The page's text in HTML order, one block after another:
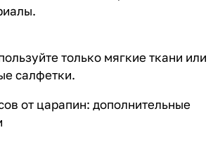
только мягкие ткани или
салфетки.
от царапин: дополнительные